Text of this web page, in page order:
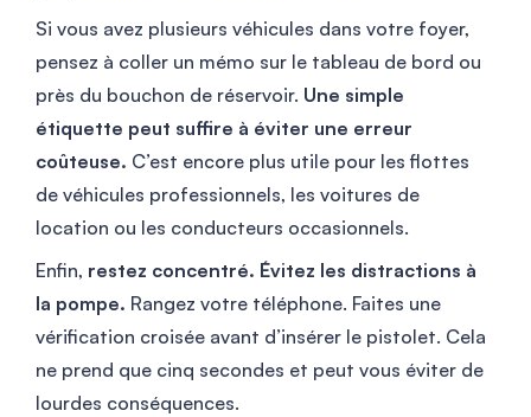
Si vous avez plusieurs véhicules dans votre foyer,
pensez à coller un mémo sur le tableau de bord ou
près du bouchon de réservoir. Une simple
étiquette peut suffire à éviter une erreur
coûteuse. C’est encore plus utile pour les flottes
de véhicules professionnels, les voitures de
location ou les conducteurs occasionnels.
Enfin, restez concentré. Évitez les distractions à
la pompe. Rangez votre téléphone. Faites une
vérification croisée avant d’insérer le pistolet. Cela
ne prend que cinq secondes et peut vous éviter de
lourdes conséquences.